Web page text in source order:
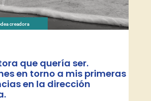
creadora
que quería ser.
en torno a mis primeras
en la dirección